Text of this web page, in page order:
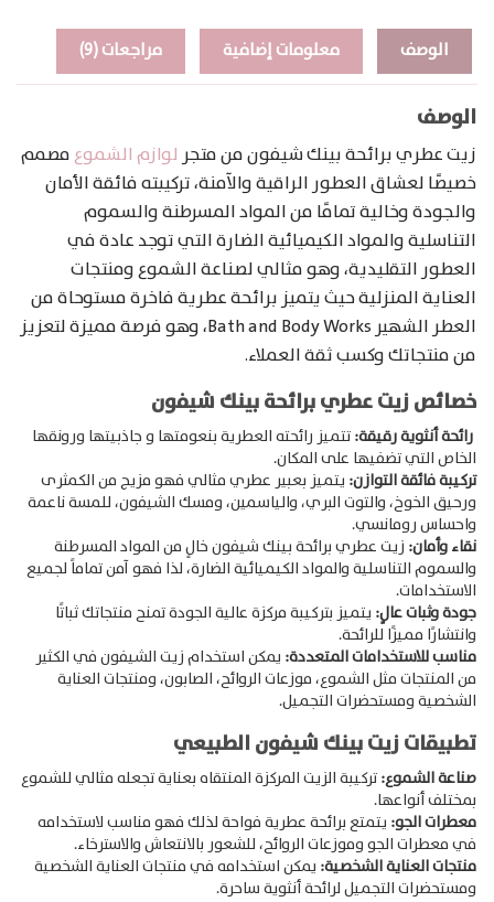
Products
search
الوصف معلومات إضافية مراجعات (9)
الوصف
زيت عطري برائحة بينك شيفون من متجر لوازم الشموع مصمم
خصيصًا لعشاق العطور الراقية والآمنة، تركيبته فائقة الأمان
والجودة وخالية تمامًا من المواد المسرطنة والسموم
التناسلية والمواد الكيميائية الضارة التي توجد عادة في
العطور التقليدية، وهو مثالي لصناعة الشموع ومنتجات
العناية المنزلية حيث يتميز برائحة عطرية فاخرة مستوحاة من
العطر الشهير Bath and Body Works، وهو فرصة مميزة لتعزيز
من منتجاتك وكسب ثقة العملاء.
خصائص زيت عطري برائحة بينك شيفون
رائحة أنثوية رقيقة:تتميز رائحته العطرية بنعومتها و جاذبيتها ورونقها
الخاص التي تضفيها على المكان.
تركيبة فائقة التوازن: يتميز بعبير عطري مثالي فهو مزيج من الكمثرى
ورحيق الخوخ، والتوت البري، والياسمين، ومسك الشيفون، للمسة ناعمة
واحساس رومانسي.
نقاء وأمان: زيت عطري برائحة بينك شيفون خالٍ من المواد المسرطنة
والسموم التناسلية والمواد الكيميائية الضارة، لذا فهو آمن تماماً لجميع
الاستخدامات.
جودة وثبات عالٍ: يتميز بتركيبة مركزة عالية الجودة تمنح منتجاتك ثباتًا
وانتشارًا مميزًا للرائحة.
مناسب للاستخدامات المتعددة: يمكن استخدام زيت الشيفون في الكثير
من المنتجات مثل الشموع، موزعات الروائح، الصابون، ومنتجات العناية
الشخصية ومستحضرات التجميل.
تطبيقات زيت بينك شيفون الطبيعي
صناعة الشموع:تركيبة الزيت المركزة المنتقاه بعناية تجعله مثالي للشموع
بمختلف أنواعها.
معطرات الجو: يتمتع برائحة عطرية فواحة لذلك فهو مناسب لاستخدامه
في معطرات الجو وموزعات الروائح، للشعور بالانتعاش والاسترخاء.
منتجات العناية الشخصية: يمكن استخدامه في منتجات العناية الشخصية
ومستحضرات التجميل لرائحة أنثوية ساحرة.